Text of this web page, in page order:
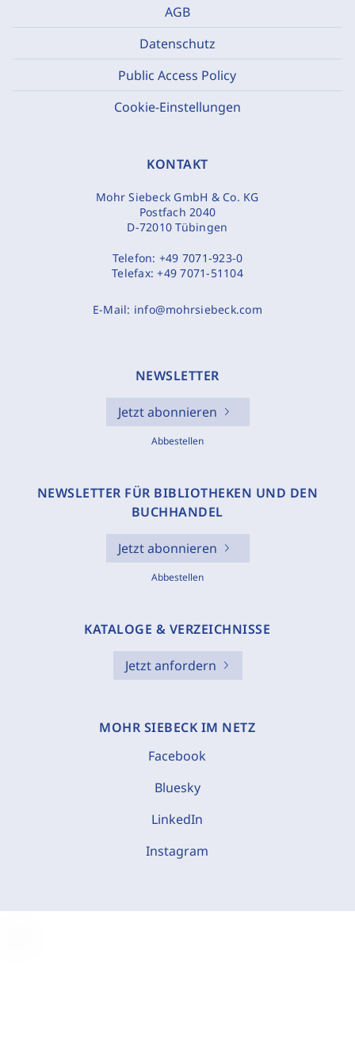
AGB
Datenschutz
Public Access Policy
Cookie-Einstellungen
KONTAKT
Mohr Siebeck GmbH & Co. KG
Postfach 2040
D-72010 Tübingen
Telefon: +49 7071-923-0
Telefax:+49 7071-51104
E-Mail: info@mohrsiebeck.com
NEWSLETTER
Jetzt abonnieren
Abbestellen
NEWSLETTER FÜR BIBLIOTHEKEN UND DEN
BUCHHANDEL
Jetzt abonnieren
Abbestellen
KATALOGE & VERZEICHNISSE
Jetzt anfordern
MOHR SIEBECK IM NETZ
Facebook
Bluesky
LinkedIn
Instagram